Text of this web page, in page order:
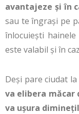
avantajeze și în
sau te îngrași pe
înlocuiești
este valabil și în
Deși pare ciudat
va elibera măcar
va ușura